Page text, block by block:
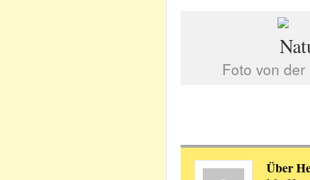
Foto von
Über